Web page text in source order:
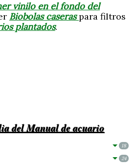
vinilo en el fondo del
Biobolas caseraspara filtros
plantados.
del Manual de acuario
18
24